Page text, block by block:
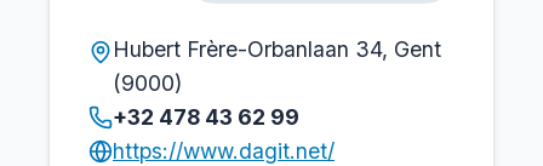
Hubert Frère-Orbanlaan 34, Gent
(9000)
+32 478 43 62 99
https://www.dagit.net/